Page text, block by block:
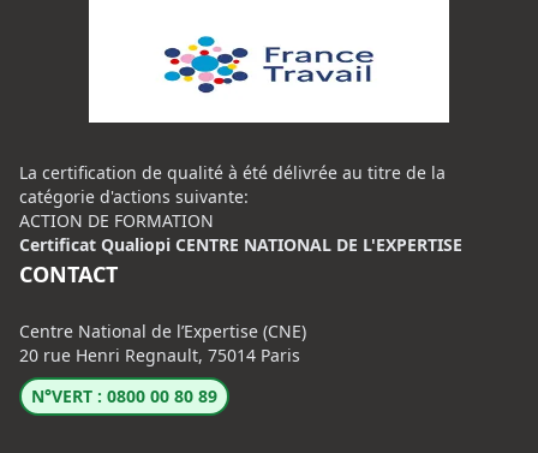
La certification de qualité à été délivrée au titre de la
catégorie d'actions suivante:
ACTION DE FORMATION
Certificat Qualiopi CENTRE NATIONAL DE L'EXPERTISE
CONTACT
Centre National de l’Expertise (CNE)
20 rue Henri Regnault, 75014 Paris
N°VERT : 0800 00 80 89